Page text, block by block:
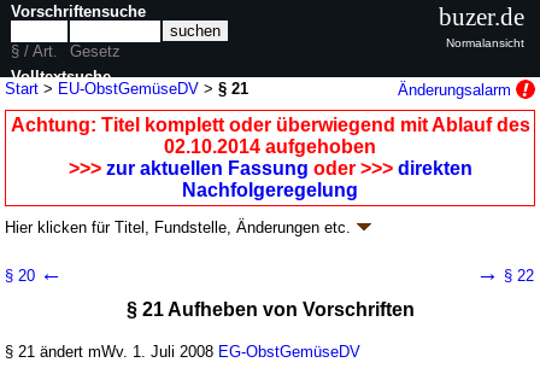
Start > EU-ObstGemüseDV >§ 21 Änderungsalarm
Achtung: Titel komplett oder überwiegend mit Ablauf des
02.10.2014 aufgehoben
>>> zur aktuellen Fassung oder >>> direkten
Nachfolgeregelung
Hier klicken fürTitel, Fundstelle, Änderungen etc.
Durchführungsverordnung (EU-
ObstGemüseDVk.a.Abk.)
V. v. 16.06.2008BGBl. I S. 1082(Nr. 26); aufgehoben durch
§ 20 ← → § 22
§ 21 Aufheben von Vorschriften
§ 21 ändert mWv. 1. Juli 2008 EG-ObstGemüseDV
Vorschriftensuche
§ / Art.
Gesetz
Volltextsuche
nur in EU-ObstGemüseDV
buzer.de
Normalansicht